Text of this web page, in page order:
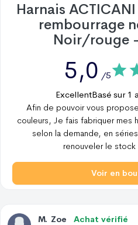
Harnais
rembourrage
Noir/rouge
5,0 /5
ExcellentBasé sur 1
Afin de pouvoir vous
couleurs, Je fais fabriquer mes
selon la demande, en
renouveler le
Voir en
M. Zoe Achat vérifié